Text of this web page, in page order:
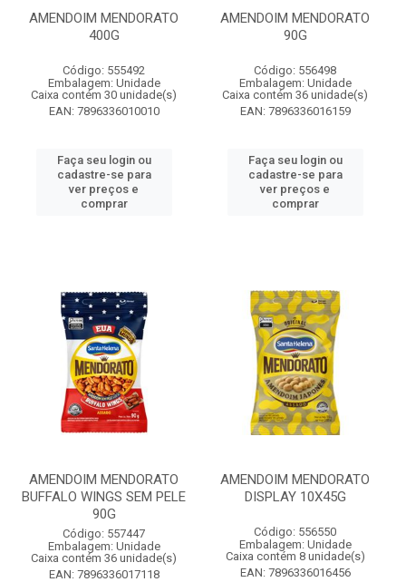
AMENDOIM MENDORATO
400G
Código: 555492
Embalagem: Unidade
Caixa contém 30 unidade(s)
EAN: 7896336010010
Faça seu login ou
cadastre-se para
ver preços e
comprar
AMENDOIM MENDORATO
90G
Código: 556498
Embalagem: Unidade
Caixa contém 36 unidade(s)
EAN: 7896336016159
Faça seu login ou
cadastre-se para
ver preços e
comprar
AMENDOIM MENDORATO
BUFFALO WINGS SEM PELE
90G
Código: 557447
Embalagem: Unidade
Caixa contém 36 unidade(s)
EAN: 7896336017118
AMENDOIM MENDORATO
DISPLAY 10X45G
Código: 556550
Embalagem: Unidade
Caixa contém 8 unidade(s)
EAN: 7896336016456